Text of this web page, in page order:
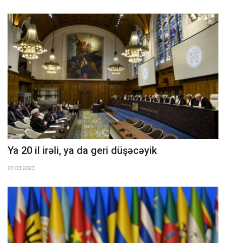
Ya 20 il irəli, ya da geri düşəcəyik
07.03.2023